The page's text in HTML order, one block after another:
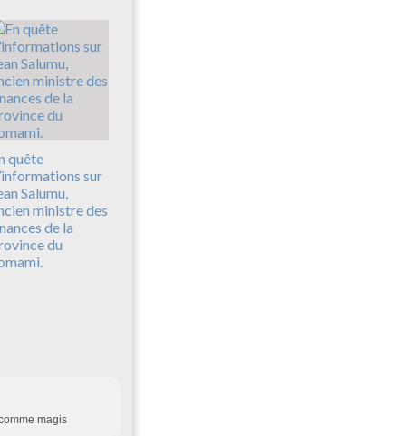
quête
sur
Salumu,
ministre des
de la
du
magis